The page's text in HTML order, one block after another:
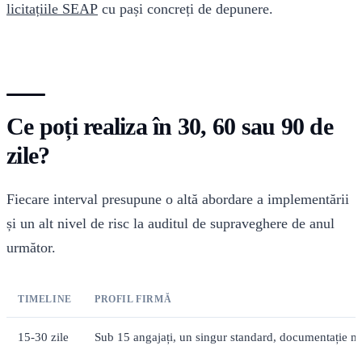
licitațiile SEAP cu pași concreți de depunere.
Ce poți realiza în 30, 60 sau 90 de
zile?
Fiecare interval presupune o altă abordare a implementării
și un alt nivel de risc la auditul de supraveghere de anul
următor.
TIMELINE PROFIL FIRMĂ
15-30 zile Sub 15 angajați, un singur standard, documentație